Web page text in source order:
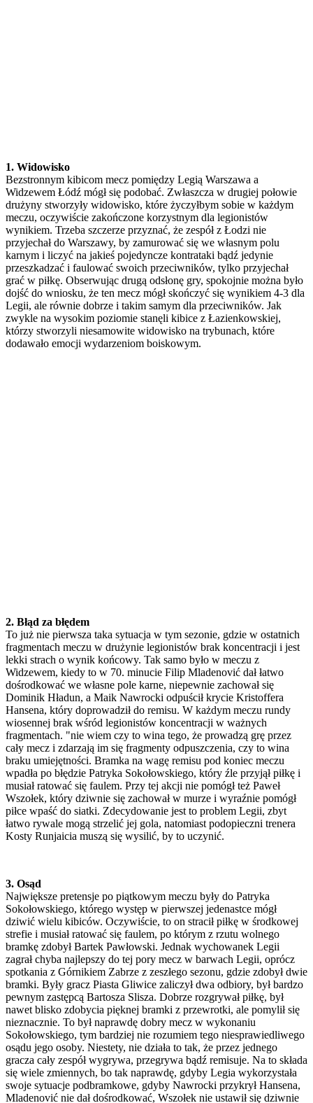
1. Widowisko
Bezstronnym kibicom mecz pomiędzy Legią Warszawa a
Widzewem Łódź mógł się podobać. Zwłaszcza w drugiej połowie
drużyny stworzyły widowisko, które życzyłbym sobie w każdym
meczu, oczywiście zakończone korzystnym dla legionistów
wynikiem. Trzeba szczerze przyznać, że zespół z Łodzi nie
przyjechał do Warszawy, by zamurować się we własnym polu
karnym i liczyć na jakieś pojedyncze kontrataki bądź jedynie
przeszkadzać i faulować swoich przeciwników, tylko przyjechał
grać w piłkę. Obserwując drugą odsłonę gry, spokojnie można było
dojść do wniosku, że ten mecz mógł skończyć się wynikiem 4-3 dla
Legii, ale równie dobrze i takim samym dla przeciwników. Jak
zwykle na wysokim poziomie stanęli kibice z Łazienkowskiej,
którzy stworzyli niesamowite widowisko na trybunach, które
dodawało emocji wydarzeniom boiskowym.
2. Błąd za błędem
To już nie pierwsza taka sytuacja w tym sezonie, gdzie w ostatnich
fragmentach meczu w drużynie legionistów brak koncentracji i jest
lekki strach o wynik końcowy. Tak samo było w meczu z
Widzewem, kiedy to w 70. minucie Filip Mladenović dał łatwo
dośrodkować we własne pole karne, niepewnie zachował się
Dominik Hładun, a Maik Nawrocki odpuścił krycie Kristoffera
Hansena, który doprowadził do remisu. W każdym meczu rundy
wiosennej brak wśród legionistów koncentracji w ważnych
fragmentach. "nie wiem czy to wina tego, że prowadzą grę przez
cały mecz i zdarzają im się fragmenty odpuszczenia, czy to wina
braku umiejętności. Bramka na wagę remisu pod koniec meczu
wpadła po błędzie Patryka Sokołowskiego, który źle przyjął piłkę i
musiał ratować się faulem. Przy tej akcji nie pomógł też Paweł
Wszołek, który dziwnie się zachował w murze i wyraźnie pomógł
piłce wpaść do siatki. Zdecydowanie jest to problem Legii, zbyt
łatwo rywale mogą strzelić jej gola, natomiast podopieczni trenera
Kosty Runjaicia muszą się wysilić, by to uczynić.
3. Osąd
Największe pretensje po piątkowym meczu były do Patryka
Sokołowskiego, którego występ w pierwszej jedenastce mógł
dziwić wielu kibiców. Oczywiście, to on stracił piłkę w środkowej
strefie i musiał ratować się faulem, po którym z rzutu wolnego
bramkę zdobył Bartek Pawłowski. Jednak wychowanek Legii
zagrał chyba najlepszy do tej pory mecz w barwach Legii, oprócz
spotkania z Górnikiem Zabrze z zeszłego sezonu, gdzie zdobył dwie
bramki. Były gracz Piasta Gliwice zaliczył dwa odbiory, był bardzo
pewnym zastępcą Bartosza Slisza. Dobrze rozgrywał piłkę, był
nawet blisko zdobycia pięknej bramki z przewrotki, ale pomylił się
nieznacznie. To był naprawdę dobry mecz w wykonaniu
Sokołowskiego, tym bardziej nie rozumiem tego niesprawiedliwego
osądu jego osoby. Niestety, nie działa to tak, że przez jednego
gracza cały zespół wygrywa, przegrywa bądź remisuje. Na to składa
się wiele zmiennych, bo tak naprawdę, gdyby Legia wykorzystała
swoje sytuacje podbramkowe, gdyby Nawrocki przykrył Hansena,
Mladenović nie dał dośrodkować, Wszołek nie ustawił się dziwnie